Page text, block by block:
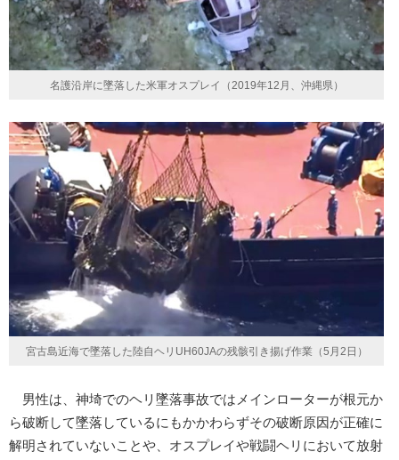
名護沿岸に墜落した米軍オスプレイ（2019年12月、沖縄県）
宮古島近海で墜落した陸自ヘリUH60JAの残骸引き揚げ作業（5月2日）
男性は、神埼でのヘリ墜落事故ではメインローターが根元か
ら破断して墜落しているにもかかわらずその破断原因が正確に
解明されていないことや、オスプレイや戦闘ヘリにおいて放射